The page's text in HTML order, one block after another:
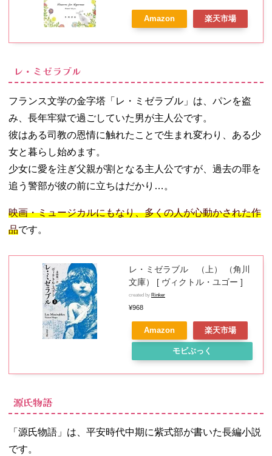
Amazon 楽天市場
レ・ミゼラブル
フランス文学の金字塔「レ・ミゼラブル」は、パンを盗
み、長年牢獄で過ごしていた男が主人公です。
彼はある司教の恩情に触れたことで生まれ変わり、ある少
女と暮らし始めます。
少女に愛を注ぎ父親が割となる主人公ですが、過去の罪を
追う警部が彼の前に立ちはだかり…。
映画・ミュージカルにもなり、多くの人が心動かされた作
品です。
レ・ミゼラブル （上） （角川
文庫） [ ヴィクトル・ユゴー ]
created by Rinker
¥968
Amazon 楽天市場
モビぶっく
源氏物語
「源氏物語」は、平安時代中期に紫式部が書いた長編小説
です。